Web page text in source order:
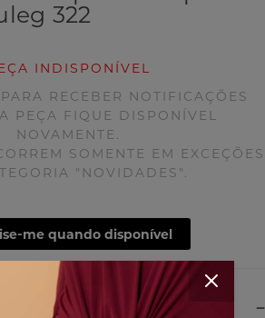
322
INDISPONÍVEL
RECEBER NOTIFICAÇÕES
PEÇA FIQUE DISPONÍVEL
NOVAMENTE.
SOMENTE EM EXCEÇÕES
"NOVIDADES".
me quando disponível